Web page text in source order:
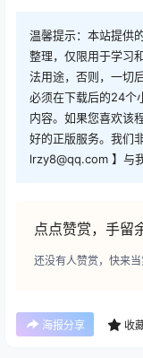
温馨提示：本站提供
整理，仅限用于学习
法用途，否则，一切
必须在下载后的24个
内容。如果您喜欢该
好的正版服务。我们
lrzy8@qq.com 】与
点点赞赏，手留
还没有人赞赏，快来当
海报分享 收